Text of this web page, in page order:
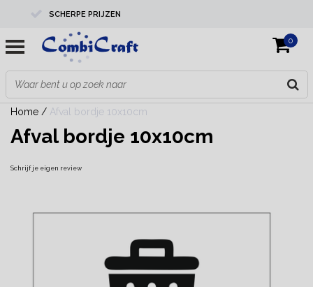
SCHERPE PRIJZEN
PROFESSIONELE KWALITEIT
EXPERTS IN MAATWERK
0
Home / Afval bordje 10x10cm
Afval bordje 10x10cm
Schrijf je eigen review